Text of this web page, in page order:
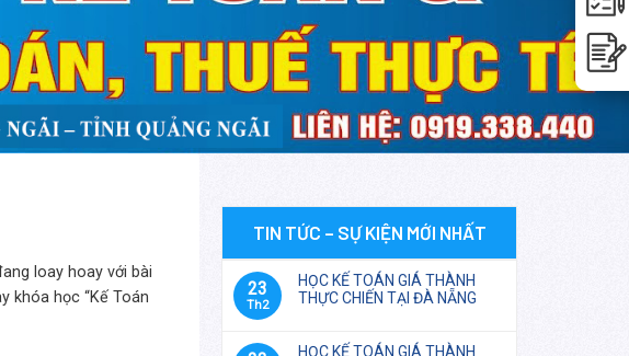
loay hoay với bài
khóa học “Kế Toán
TIN TỨC – SỰ KIỆN MỚI NHẤT
23
Th2
HỌC KẾ TOÁN GIÁ THÀNH
THỰC CHIẾN TẠI ĐÀ NẴNG
HỌC KẾ TOÁN GIÁ THÀNH